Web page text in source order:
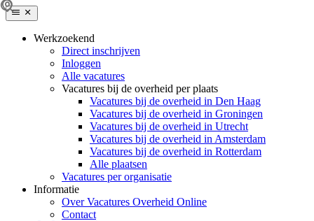
Werkzoekend
Direct inschrijven
Inloggen
Alle vacatures
Vacatures bij de overheid per plaats
Vacatures bij de overheid in Den Haag
Vacatures bij de overheid in Groningen
Vacatures bij de overheid in Utrecht
Vacatures bij de overheid in Amsterdam
Vacatures bij de overheid in Rotterdam
Alle plaatsen
Vacatures per organisatie
Informatie
Over Vacatures Overheid Online
Contact